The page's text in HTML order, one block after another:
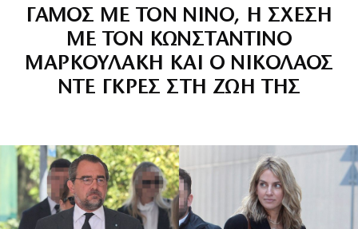
ΓΑΜΟΣ ΜΕ ΤΟΝ ΝΙΝΟ, Η ΣΧΕΣΗ
ΜΕ ΤΟΝ ΚΩΝΣΤΑΝΤΙΝΟ
ΜΑΡΚΟΥΛΑΚΗ ΚΑΙ Ο ΝΙΚΟΛΑΟΣ
ΝΤΕ ΓΚΡΕΣ ΣΤΗ ΖΩΗ ΤΗΣ